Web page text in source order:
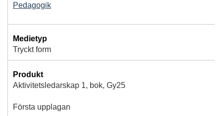
Pedagogik
Medietyp
Tryckt form
Produkt
Aktivitetsledarskap 1, bok, Gy25
Första upplagan